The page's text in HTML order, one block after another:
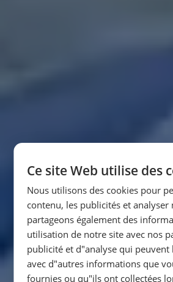
Ce site Web utilise des
Nous utilisons des cookies pour
contenu, les publicités et
partageons également des
utilisation de notre site avec nos
publicité et d"analyse qui peuvent
avec d"autres informations que
fournies ou qu"ils ont collectées